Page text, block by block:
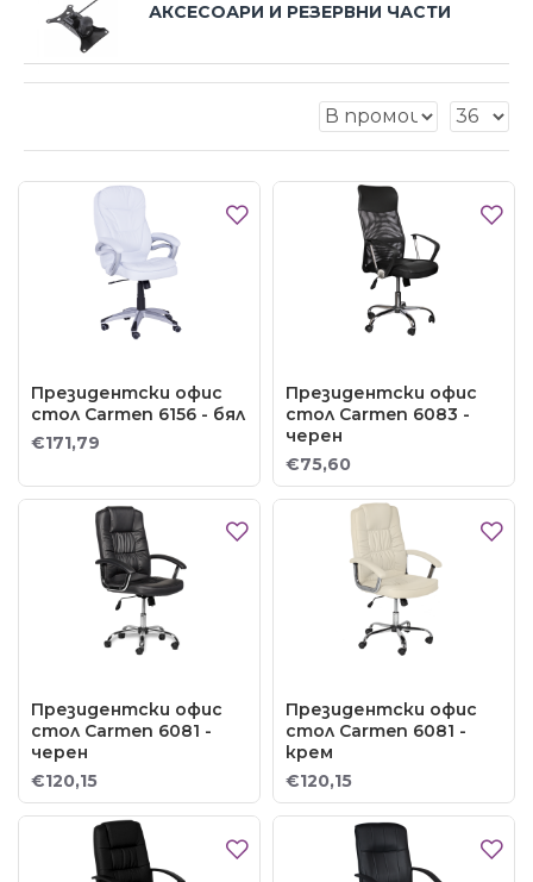
АКСЕСОАРИ И РЕЗЕРВНИ ЧАСТИ
Президентски офис
стол Carmen 6156 - бял
€171,79
Президентски офис
стол Carmen 6083 -
черен
€75,60
Президентски офис
стол Carmen 6081 -
черен
€120,15
Президентски офис
стол Carmen 6081 -
крем
€120,15